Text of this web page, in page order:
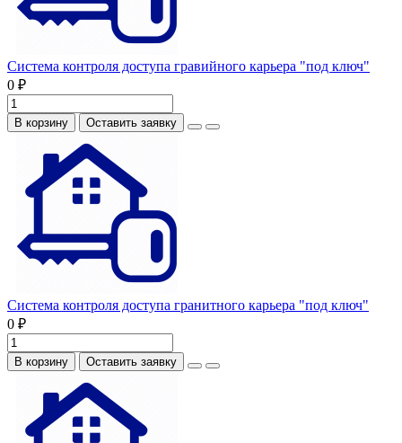
Система контроля доступа гравийного карьера "под ключ"
0 ₽
В корзину Оставить заявку
Система контроля доступа гранитного карьера "под ключ"
0 ₽
В корзину Оставить заявку